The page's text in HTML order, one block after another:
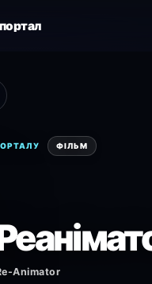
ФІЛЬМ
Animator